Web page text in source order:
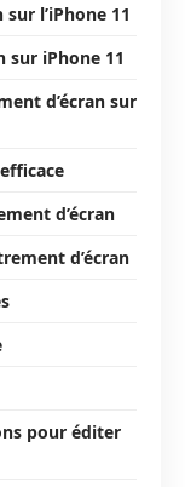
l’iPhone 11
iPhone 11
d’écran sur
d’écran
d’écran
pour éditer